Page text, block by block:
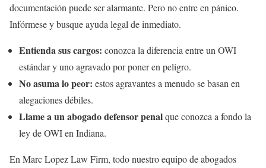
documentación puede ser alarmante. Pero no entre en pánico.
Infórmese y busque ayuda legal de inmediato.
Entienda sus cargos: conozca la diferencia entre un OWI
estándar y uno agravado por poner en peligro.
No asuma lo peor: estos agravantes a menudo se basan en
alegaciones débiles.
Llame a un abogado defensor penalque conozca a fondo la
ley de OWI en Indiana.
En Marc Lopez Law Firm, todo nuestro equipo de abogados